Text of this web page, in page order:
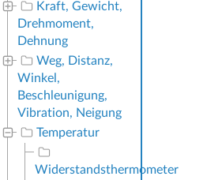
Kraft, Gewicht,
Drehmoment,
Dehnung
Weg, Distanz,
Winkel,
Beschleunigung,
Vibration, Neigung
Temperatur
Widerstandsthermometer